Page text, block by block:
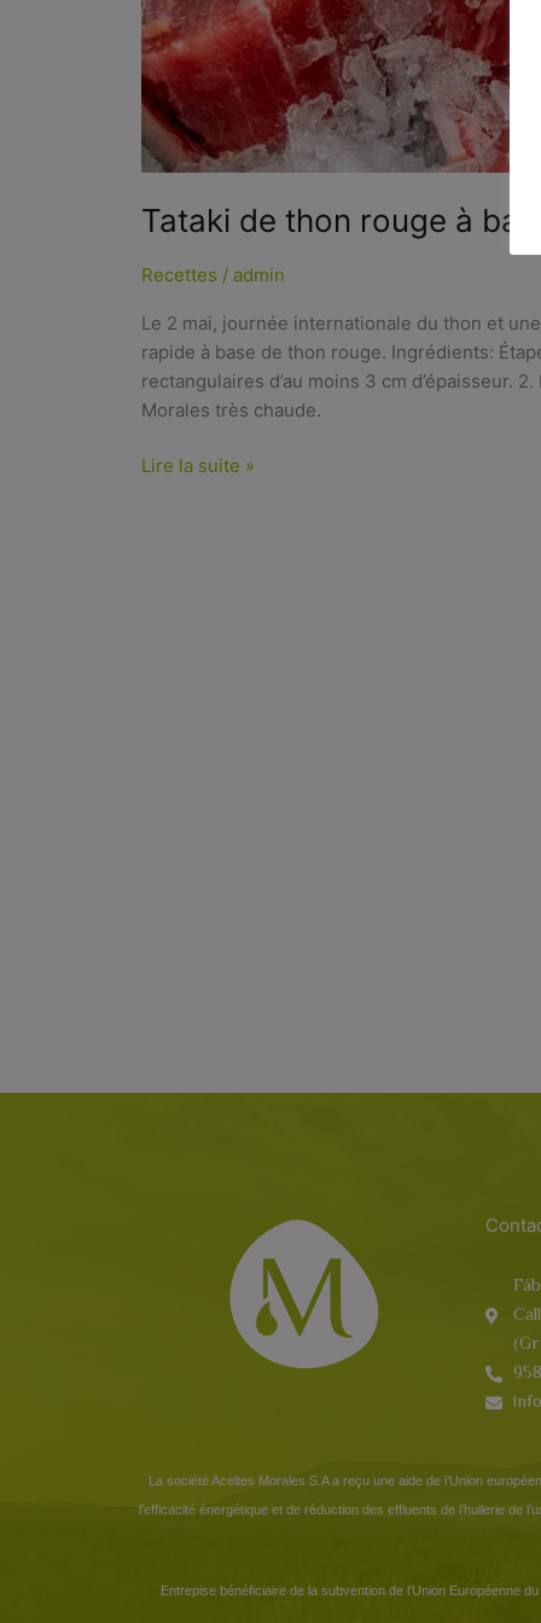
Tataki de thon rouge à
Recettes / admin
Le 2 mai, journée internationale du thon et
rapide à base de thon rouge. Ingrédients:
rectangulaires d’au moins 3 cm d’épaisseur.
Morales très chaude.
Lire la suite »
La société Aceites Morales S.A a reçu une aide de l’Union
l’efficacité énergétique et de réduction des effluents de l’huilerie de
Entrepise bénéficiaire de la subvention de l’Union Européenne